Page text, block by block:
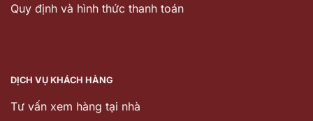
Quy định và hình thức thanh toán
DỊCH VỤ KHÁCH HÀNG
Tư vấn xem hàng tại nhà